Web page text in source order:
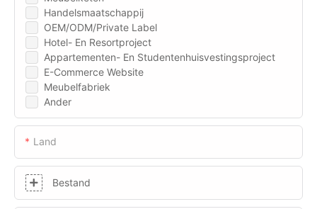
Handelsmaatschappij
OEM/ODM/Private Label
Hotel- En Resortproject
Appartementen- En Studentenhuisvestingsproject
E-Commerce Website
Meubelfabriek
Ander
Land
Bestand